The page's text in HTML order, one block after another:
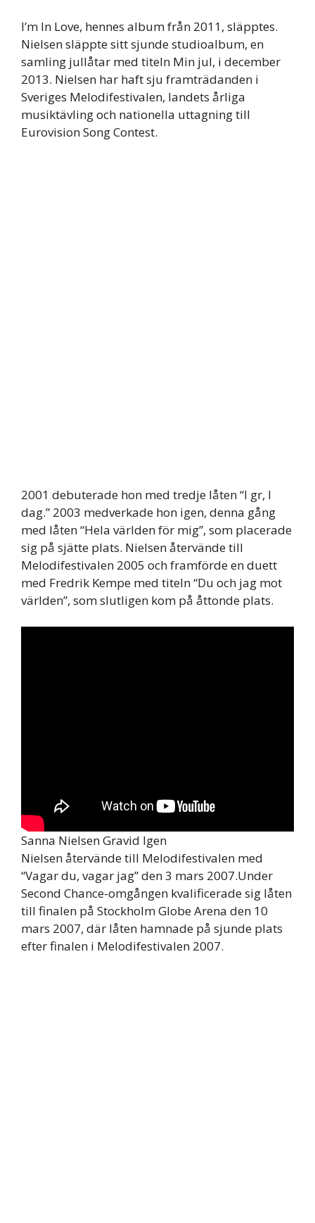
I’m In Love, hennes album från 2011, släpptes.
Nielsen släppte sitt sjunde studioalbum, en
samling jullåtar med titeln Min jul, i december
2013. Nielsen har haft sju framträdanden i
Sveriges Melodifestivalen, landets årliga
musiktävling och nationella uttagning till
Eurovision Song Contest.
2001 debuterade hon med tredje låten “I gr, I
dag.” 2003 medverkade hon igen, denna gång
med låten “Hela världen för mig”, som placerade
sig på sjätte plats. Nielsen återvände till
Melodifestivalen 2005 och framförde en duett
med Fredrik Kempe med titeln “Du och jag mot
världen”, som slutligen kom på åttonde plats.
Sanna Nielsen Gravid Igen
Nielsen återvände till Melodifestivalen med
“Vagar du, vagar jag” den 3 mars 2007.Under
Second Chance-omgången kvalificerade sig låten
till finalen på Stockholm Globe Arena den 10
mars 2007, där låten hamnade på sjunde plats
efter finalen i Melodifestivalen 2007.